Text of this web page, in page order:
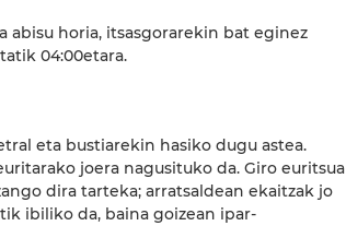
abisu horia, itsasgorarekin bat eginez
04:00etara.
eta bustiarekin hasiko dugu astea.
joera nagusituko da. Giro euritsua
dira tarteka; arratsaldean ekaitzak jo
ibiliko da, baina goizean ipar-